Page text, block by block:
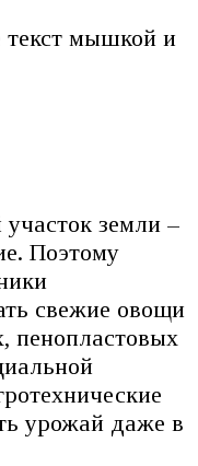
мышкой и
земли –
Поэтому
свежие овощи
пенопластовых
урожай даже в